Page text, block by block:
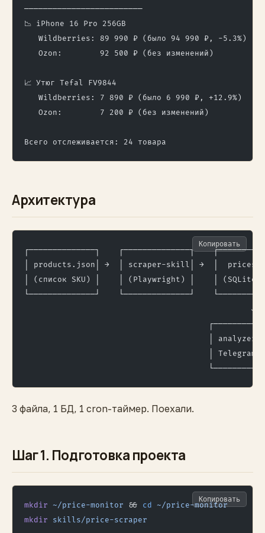
─────────────────────────
📉 iPhone 16 Pro 256GB
   Wildberries: 89 990 ₽ (было 94 990 ₽, -5.3%)
   Ozon:        92 500 ₽ (без изменений)
📈 Утюг Tefal FV9844
   Wildberries: 7 890 ₽ (было 6 990 ₽, +12.9%)
   Ozon:        7 200 ₽ (без изменений)
Всего отслеживается: 24 товара
Архитектура
┌──────────────┐    ┌──────────────┐
│ products.json│ →  │ scraper-skill│ →  │
│ (список SKU) │    │ (Playwright) │    │
└──────────────┘    └──────────────┘
                                                ↓
│ analyzer
│ Telegram
Копировать
3 файла, 1 БД, 1 cron-таймер. Поехали.
Шаг 1. Подготовка проекта
mkdir ~/price-monitor && cd
~/price-monitor
mkdir skills/price-scraper
Копировать